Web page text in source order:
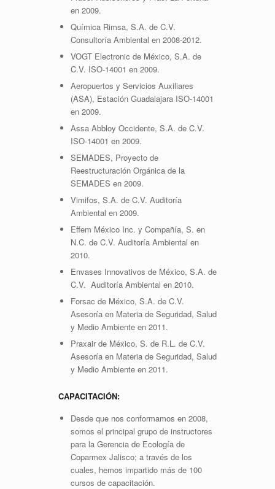
en 2009.
Química Rimsa, S.A. de C.V.
Consultoría Ambiental en 2008-2012.
VOGT Electronic de México, S.A. de
C.V. ISO-14001 en 2009.
Aeropuertos y Servicios Auxiliares
(ASA), Estación Guadalajara ISO-14001
en 2009.
Assa Abbloy Occidente, S.A. de C.V.
ISO-14001 en 2009.
SEMADES, Proyecto de
Reestructuración Orgánica de la
SEMADES en 2009.
Vimifos, S.A. de C.V. Auditoría
Ambiental en 2009.
Effem México Inc. y Compañía, S. en
N.C. de C.V. Auditoría Ambiental en
2010.
Envases Innovativos de México, S.A. de
C.V. Auditoría Ambiental en 2010.
Forsac de México, S.A. de C.V.
Asesoría en Materia de Seguridad, Salud
y Medio Ambiente en 2011.
Praxair de México, S. de R.L. de C.V.
Asesoría en Materia de Seguridad, Salud
y Medio Ambiente en 2011.
CAPACITACIÓN:
Desde que nos conformamos en 2008,
somos el principal grupo de instructores
para la Gerencia de Ecología de
Coparmex Jalisco; a través de los
cuales, hemos impartido más de 100
cursos de capacitación.